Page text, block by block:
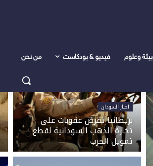
بيئة وعلوم فيديو & بودكاست من نحن
اخبار السودان
بريطانيا تفرض عقوبات على
تجارة الذهب السودانية لقطع
تمويل الحرب